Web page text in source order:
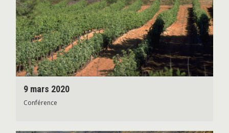
9 mars 2020
Conférence